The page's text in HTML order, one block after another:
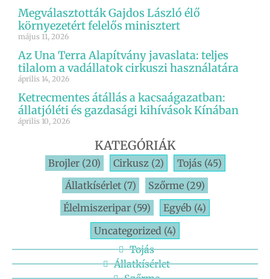
Megválasztották Gajdos László élő
környezetért felelős minisztert
május 11, 2026
Az Una Terra Alapítvány javaslata: teljes
tilalom a vadállatok cirkuszi használatára
április 14, 2026
Ketrecmentes átállás a kacsaágazatban:
állatjóléti és gazdasági kihívások Kínában
április 10, 2026
KATEGÓRIÁK
Brojler (20) Cirkusz (2) Tojás (45)
Állatkísérlet (7) Szőrme (29)
Élelmiszeripar (59) Egyéb (4)
Uncategorized (4)
Tojás
Állatkísérlet